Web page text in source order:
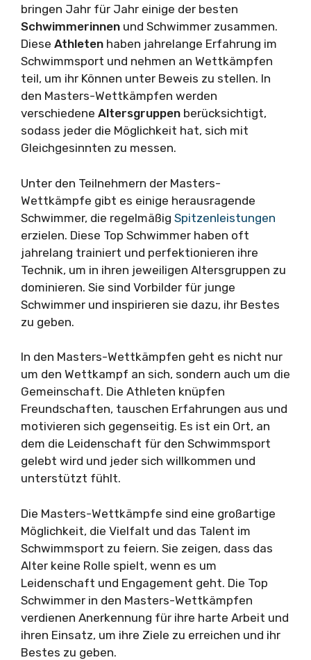
bringen Jahr für Jahr einige der besten
Schwimmerinnen und Schwimmer zusammen.
Diese Athleten haben jahrelange Erfahrung im
Schwimmsport und nehmen an Wettkämpfen
teil, um ihr Können unter Beweis zu stellen. In
den Masters-Wettkämpfen werden
verschiedene Altersgruppen berücksichtigt,
sodass jeder die Möglichkeit hat, sich mit
Gleichgesinnten zu messen.
Unter den Teilnehmern der Masters-
Wettkämpfe gibt es einige herausragende
Schwimmer, die regelmäßig Spitzenleistungen
erzielen. Diese Top Schwimmer haben oft
jahrelang trainiert und perfektionieren ihre
Technik, um in ihren jeweiligen Altersgruppen zu
dominieren. Sie sind Vorbilder für junge
Schwimmer und inspirieren sie dazu, ihr Bestes
zu geben.
In den Masters-Wettkämpfen geht es nicht nur
um den Wettkampf an sich, sondern auch um die
Gemeinschaft. Die Athleten knüpfen
Freundschaften, tauschen Erfahrungen aus und
motivieren sich gegenseitig. Es ist ein Ort, an
dem die Leidenschaft für den Schwimmsport
gelebt wird und jeder sich willkommen und
unterstützt fühlt.
Die Masters-Wettkämpfe sind eine großartige
Möglichkeit, die Vielfalt und das Talent im
Schwimmsport zu feiern. Sie zeigen, dass das
Alter keine Rolle spielt, wenn es um
Leidenschaft und Engagement geht. Die Top
Schwimmer in den Masters-Wettkämpfen
verdienen Anerkennung für ihre harte Arbeit und
ihren Einsatz, um ihre Ziele zu erreichen und ihr
Bestes zu geben.